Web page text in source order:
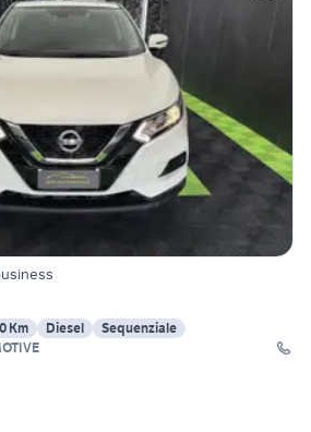
Km Diesel
Sequenziale